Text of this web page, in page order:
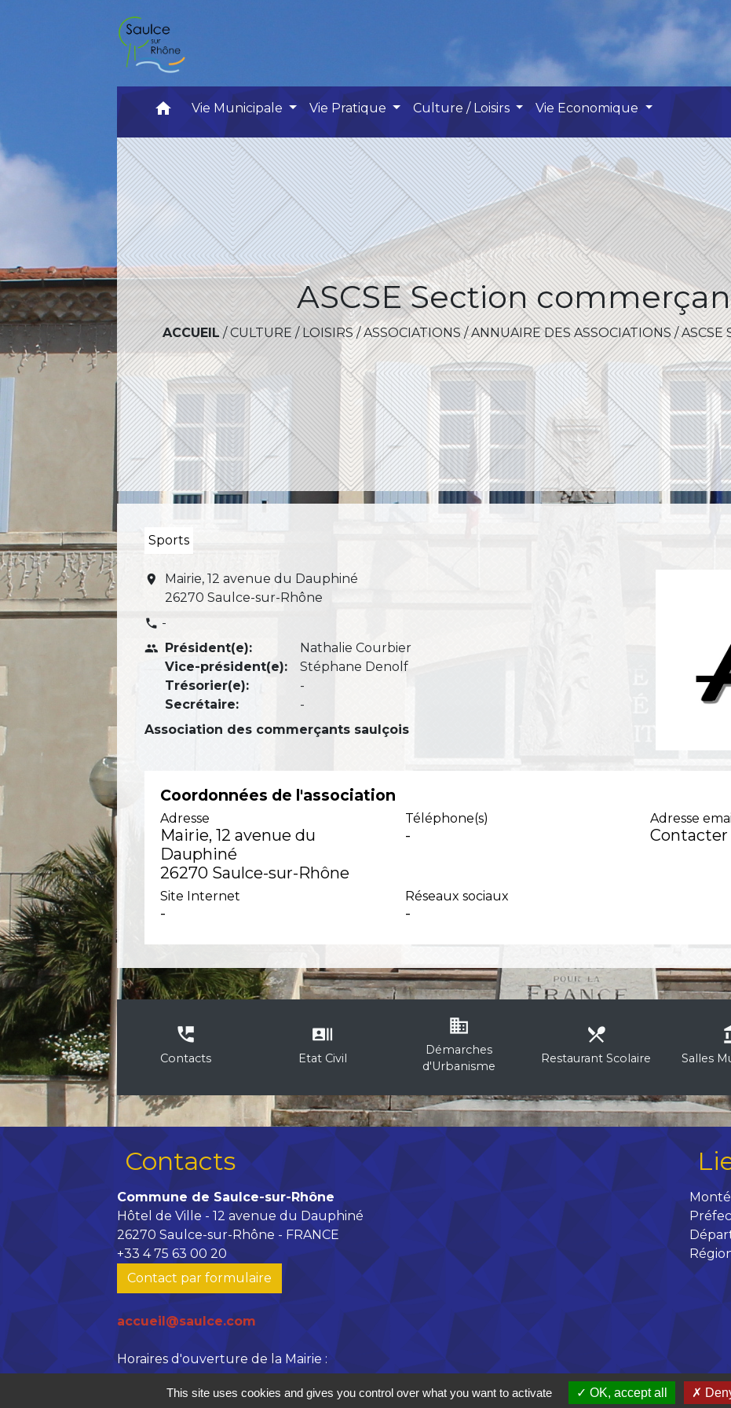
home Vie Municipale Vie Pratique Culture / Loisirs Vie Economique
ASCSE Section
ACCUEIL /CULTURE / LOISIRS/ASSOCIATIONS/ANNUAIRE DES ASSOCIATIONS/ASCSE
Sports
location_on
Mairie, 12 avenue du Dauphiné
26270 Saulce-sur-Rhône
phone -
people Président(e):
Vice-président(e):
Trésorier(e):
Secrétaire:
Nathalie Courbier
Stéphane Denolf
-
-
Association des commerçants saulçois
Coordonnées de l'association
Adresse
Mairie, 12 avenue du
Dauphiné
26270 Saulce-sur-Rhône
Téléphone(s)
-
Adresse email
Site Internet
-
Réseaux sociaux
-
perm_phone_msg
Contacts
recent_actors
Etat Civil
business
Démarches
d'Urbanisme
local_dining
Restaurant Scolaire Salles
Contacts
Commune de Saulce-sur-Rhône
Hôtel de Ville - 12 avenue du Dauphiné
26270 Saulce-sur-Rhône - FRANCE
+33 4 75 63 00 20
Contact par formulaire
accueil@saulce.com
Horaires d'ouverture de la Mairie :
Lundi, vendredi : 9h - 12h // 14h - 17h
This site uses cookies and gives you control over what you want to activate OK, accept all